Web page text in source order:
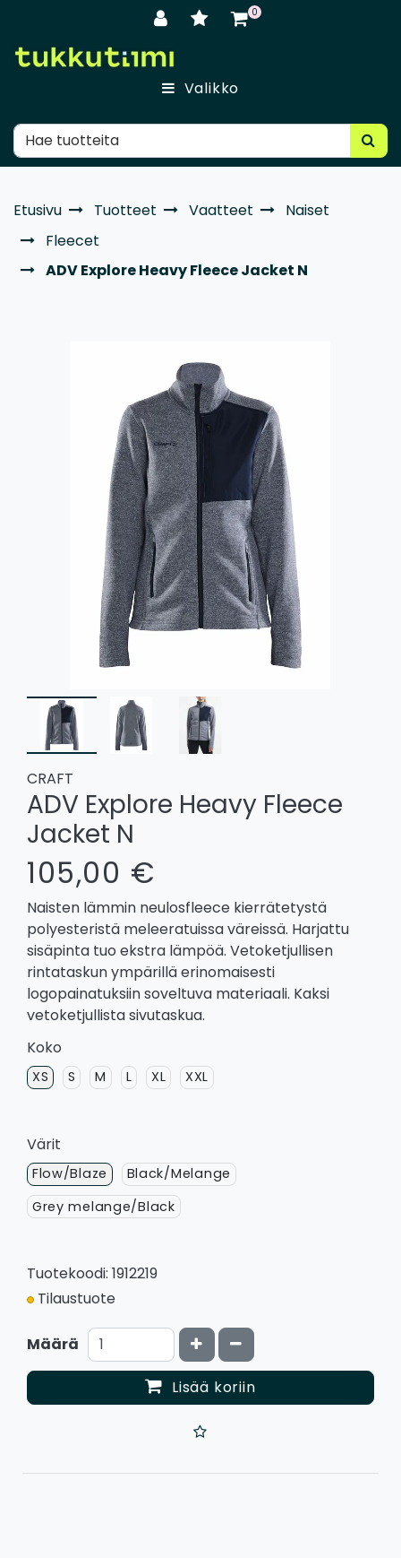
0
Valikko
Etusivu Tuotteet Vaatteet
Naiset
Fleecet
ADV Explore Heavy Fleece Jacket N
CRAFT
ADV Explore Heavy Fleece
Jacket N
105,00 €
Naisten lämmin neulosfleece kierrätetystä
polyesteristä meleeratuissa väreissä. Harjattu
sisäpinta tuo ekstra lämpöä. Vetoketjullisen
rintataskun ympärillä erinomaisesti
logopainatuksiin soveltuva materiaali. Kaksi
vetoketjullista sivutaskua.
Koko
XS S M L XL XXL
Värit
Flow/Blaze
Black/Melange
Grey melange/Black
Tuotekoodi: 1912219
Tilaustuote
Määrä Kasvata määrää
Vähennä määrää
Lisää koriin